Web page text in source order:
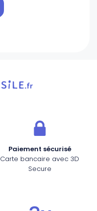
Paiement sécurisé
Carte bancaire avec 3D
Secure